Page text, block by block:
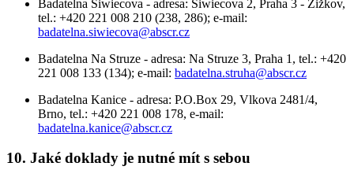
Badatelna Siwiecova - adresa: Siwiecova 2, Praha 3 - Žižkov,
tel.: +420 221 008 210 (238, 286); e-mail:
badatelna.siwiecova@abscr.cz
Badatelna Na Struze - adresa: Na Struze 3, Praha 1, tel.: +420
221 008 133 (134); e-mail: badatelna.struha@abscr.cz
Badatelna Kanice - adresa: P.O.Box 29, Vlkova 2481/4,
Brno, tel.: +420 221 008 178, e-mail:
badatelna.kanice@abscr.cz
10. Jaké doklady je nutné mít s sebou